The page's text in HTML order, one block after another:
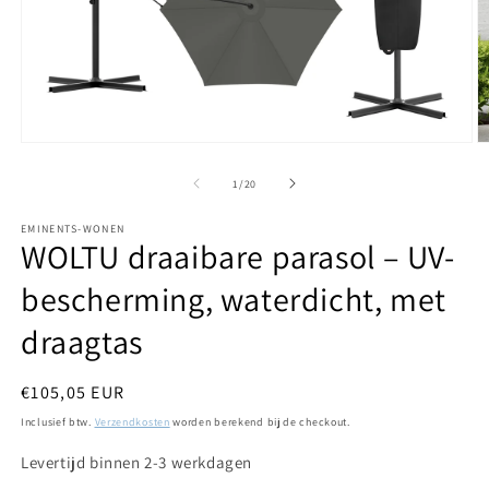
1/van
20
EMINENTS-WONEN
WOLTU draaibare parasol – UV-
bescherming, waterdicht, met
draagtas
Normale
prijs
€105,05 EUR
Inclusief btw. Verzendkosten worden berekend bij de checkout.
Levertijd binnen 2-3 werkdagen